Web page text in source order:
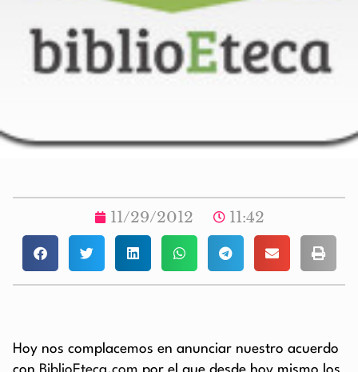
11/29/2012 11:42
Hoy nos complacemos en anunciar nuestro acuerdo